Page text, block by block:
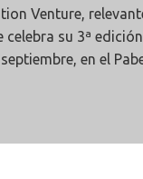
Venture,
celebra su 3ª
en el